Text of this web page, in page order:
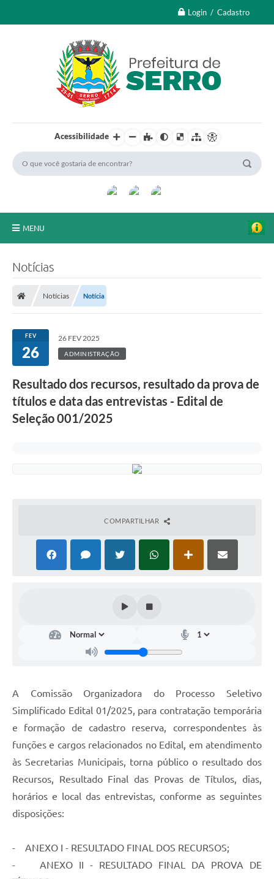
Login / Cadastro
Acessibilidade
MENU
Transparência Pública
Processo Seletivo/Concurso Público
Taxas de Inscrição/Guia de Arrecadação / Tributos
Online
Plano Diretor Participativo de Serro/MG
LDO
Sala Mineira do Empreendedor de Serro/MG
Turismo
Emissão de Contracheque
Chamamento Público
Arquivos para Download
SIC
Jornal
Covid -19 em Serro
Audiências Públicas
Galeria de Fotos
Notícias
Notícias Notícia
FEV
26
26 FEV 2025
ADMINISTRAÇÃO
Resultado dos recursos, resultado da prova de
títulos e data das entrevistas - Edital de
Seleção 001/2025
COMPARTILHAR
A Comissão Organizadora do Processo Seletivo
Simplificado Edital 01/2025, para contratação temporária
e formação de cadastro reserva, correspondentes às
funções e cargos relacionados no Edital, em atendimento
às Secretarias Municipais, torna público o resultado dos
Recursos, Resultado Final das Provas de Títulos, dias,
horários e local das entrevistas, conforme as seguintes
disposições:
- ANEXO I - RESULTADO FINAL DOS RECURSOS;
- ANEXO II - RESULTADO FINAL DA PROVA DE